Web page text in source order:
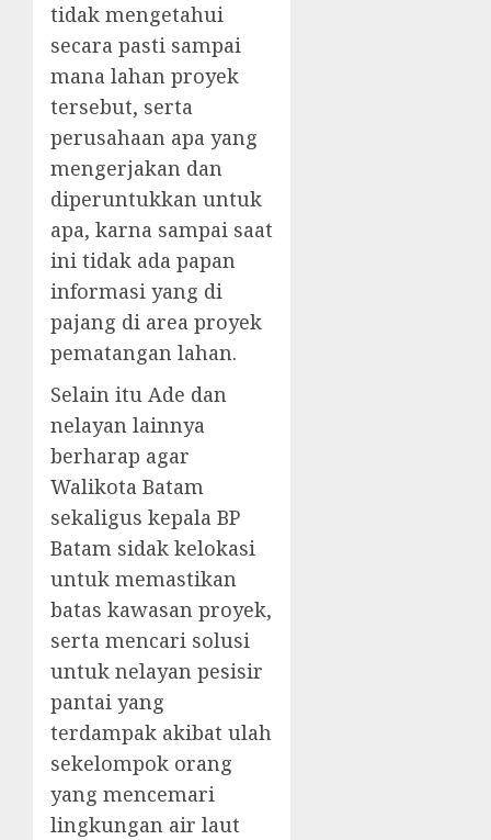
tidak mengetahui
secara pasti sampai
mana lahan proyek
tersebut, serta
perusahaan apa yang
mengerjakan dan
diperuntukkan untuk
apa, karna sampai saat
ini tidak ada papan
informasi yang di
pajang di area proyek
pematangan lahan.
Selain itu Ade dan
nelayan lainnya
berharap agar
Walikota Batam
sekaligus kepala BP
Batam sidak kelokasi
untuk memastikan
batas kawasan proyek,
serta mencari solusi
untuk nelayan pesisir
pantai yang
terdampak akibat ulah
sekelompok orang
yang mencemari
lingkungan air laut